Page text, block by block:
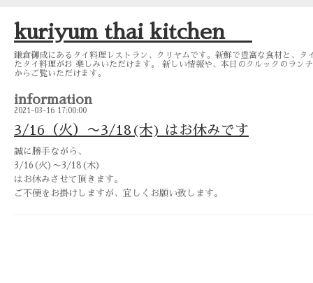
kuriyum thai kitchen
鎌倉御成にあるタイ料理レストラン、クリヤムです。新鮮で豊富な食材と、タ
たタイ料理がお 楽しみいただけます。 新しい情報や、本日のクルックのラ
からご覧いただけます。
information
2021-03-16 17:00:00
3/16（火）〜3/18(木) はお休みです
誠に勝手ながら、
3/16(火)〜3/18(木)
はお休みさせて頂きます。
ご不便をお掛けしますが、宜しくお願い致します。